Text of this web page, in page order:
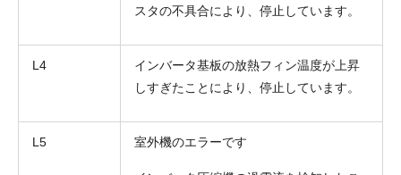
スタの不具合により、停止しています。
L4
インバータ基板の放熱フィン温度が上昇
しすぎたことにより、停止しています。
L5 室外機のエラーです